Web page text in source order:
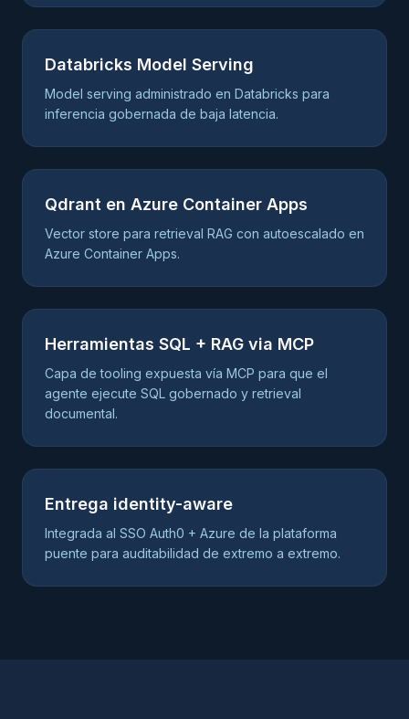
Databricks Model Serving
Model serving administrado en Databricks para
inferencia gobernada de baja latencia.
Qdrant en Azure Container Apps
Vector store para retrieval RAG con autoescalado en
Azure Container Apps.
Herramientas SQL + RAG via MCP
Capa de tooling expuesta vía MCP para que el
agente ejecute SQL gobernado y retrieval
documental.
Entrega identity-aware
Integrada al SSO Auth0 + Azure de la plataforma
puente para auditabilidad de extremo a extremo.